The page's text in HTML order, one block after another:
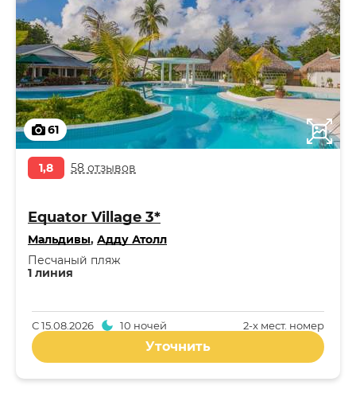
61
1,8 58 отзывов
Equator Village 3*
Мальдивы, Адду Атолл
1 линия
Песчаный пляж
2-x мест. номер
С15.08.2026 10 ночей
Уточнить